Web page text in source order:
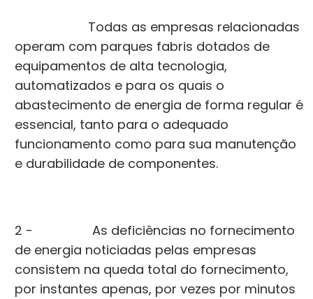
Todas as empresas relacionadas
operam com parques fabris dotados de
equipamentos de alta tecnologia,
automatizados e para os quais o
abastecimento de energia de forma regular é
essencial, tanto para o adequado
funcionamento como para sua manutenção
e durabilidade de componentes.
2 - As deficiências no fornecimento
de energia noticiadas pelas empresas
consistem na queda total do fornecimento,
por instantes apenas, por vezes por minutos